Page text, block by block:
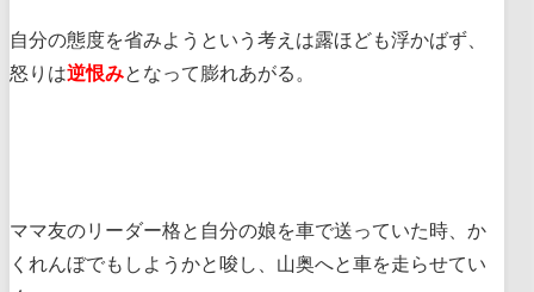
自分の態度を省みようという考えは露ほども浮かばず、
怒りは逆恨みとなって膨れあがる。
ママ友のリーダー格と自分の娘を車で送っていた時、か
くれんぼでもしようかと唆し、山奥へと車を走らせてい